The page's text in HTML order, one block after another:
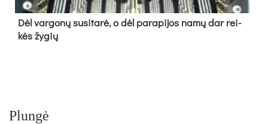
Dėl var­go­nų su­si­ta­rė, o dėl pa­ra­pi­jos na­mų dar rei­
kės žy­gių
Plungė